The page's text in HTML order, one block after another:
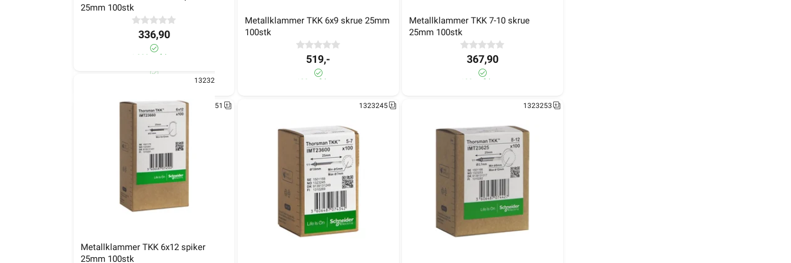
25mm 100stk
336,90
>1 000+ på lager 90+ på lager 80+ på lager
Metallklammer TKK 6x12 spiker
25mm 100stk
1323261
Metallklammer TKK 7-10 spiker
Metallklammer TKK 6x9 skrue 25mm
100stk
519,-
120+ på lager
Metallklammer TKK 7-10 skrue
25mm 100stk
367,90
100+ på lager
1323251 1323245 1323253